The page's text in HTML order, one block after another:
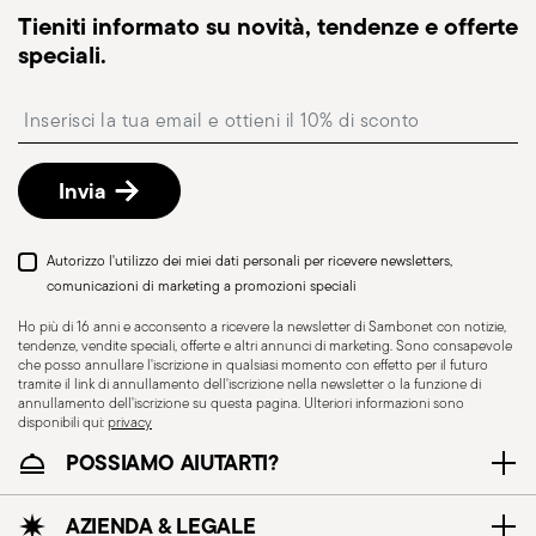
Resistente al lavaggio
riceverai un link di tracciamento per monitorare la
consegna.
presso Punto di Ritiro, selezionabile al checkout.
Reso gratuito entro 30 giornidalla data di
spedizione/fatturazione seguendo la procedura
indicata nella pagina
Tieniti informato su novità, tendenze e offerte
speciali.
Invia
Autorizzo l'utilizzo dei miei dati personali per ricevere newsletters,
comunicazioni di marketing a promozioni speciali
Ho più di 16 anni e acconsento a ricevere la newsletter di Sambonet con notizie,
tendenze, vendite speciali, offerte e altri annunci di marketing. Sono consapevole
che posso annullare l'iscrizione in qualsiasi momento con effetto per il futuro
tramite il link di annullamento dell'iscrizione nella newsletter o la funzione di
annullamento dell'iscrizione su questa pagina. Ulteriori informazioni sono
disponibili qui:privacy
POSSIAMO AIUTARTI?
AZIENDA & LEGALE